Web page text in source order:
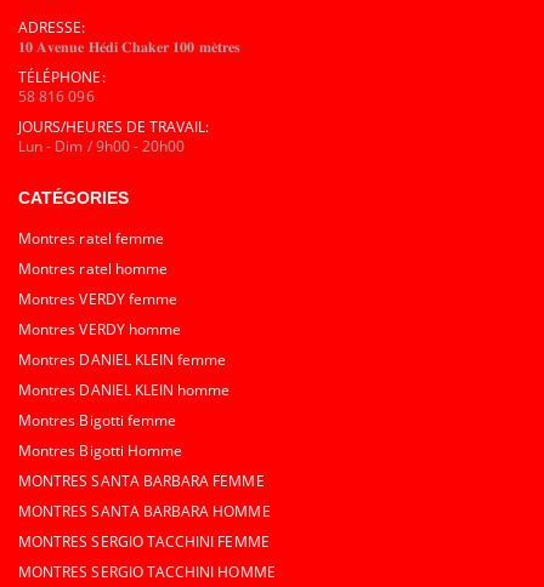
ADRESSE:
𝟏𝟎 𝐀𝐯𝐞𝐧𝐮𝐞 𝐇𝐞́𝐝𝐢 𝐂𝐡𝐚𝐤𝐞𝐫 𝟏𝟎𝟎 𝐦𝐞̀𝐭𝐫𝐞𝐬
TÉLÉPHONE:
58 816 096
JOURS/HEURES DE TRAVAIL:
Lun - Dim / 9h00 - 20h00
CATÉGORIES
Montres ratel femme
Montres ratel homme
Montres VERDY femme
Montres VERDY homme
Montres DANIEL KLEIN femme
Montres DANIEL KLEIN homme
Montres Bigotti femme
Montres Bigotti Homme
MONTRES SANTA BARBARA FEMME
MONTRES SANTA BARBARA HOMME
MONTRES SERGIO TACCHINI FEMME
MONTRES SERGIO TACCHINI HOMME